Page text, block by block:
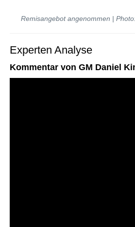
Remisangebot angenommen |
Experten Analyse
Kommentar von GM Daniel